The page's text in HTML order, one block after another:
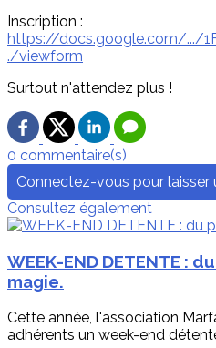
Inscription :
https://docs.google.com/.../
./viewform
Surtout n'attendez plus !
0 commentaire(s)
Connectez-vous pour laisser
Consultez également
WEEK-END DETENTE :
magie.
Cette année, l'association
adhérents un week-end